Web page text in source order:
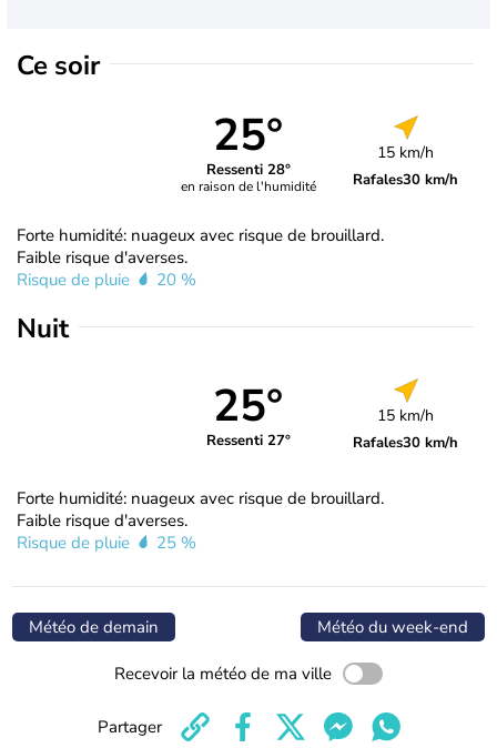
Ce soir
25°
Ressenti 28°
en raison de l'humidité
15 km/h
Rafales30 km/h
Forte humidité: nuageux avec risque de brouillard.
Faible risque d'averses.
Risque de pluie
20 %
Nuit
25°
Ressenti 27°
15 km/h
Rafales30 km/h
Forte humidité: nuageux avec risque de brouillard.
Faible risque d'averses.
Risque de pluie
25 %
Météo de demain Météo du week-end
Recevoir la météo de ma ville
Partager